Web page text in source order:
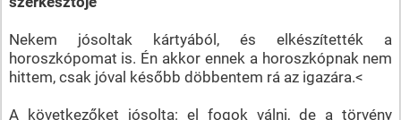
Nekem jósoltak kártyából, és elkészítették a
horoszkópomat is. Én akkor ennek a horoszkópnak nem
hittem, csak jóval később döbbentem rá az igazára.<
A következőket jósolta: el fogok válni, de a törvény